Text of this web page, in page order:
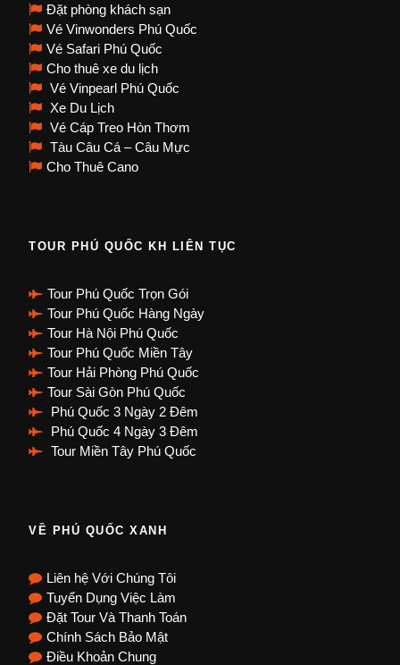
Đặt phòng khách sạn
Vé Vinwonders Phú Quốc
Vé Safari Phú Quốc
Cho thuê xe du lịch
Vé Vinpearl Phú Quốc
Xe Du Lịch
Vé Cáp Treo Hòn Thơm
Tàu Câu Cá – Câu Mực
Cho Thuê Cano
TOUR PHÚ QUỐC KH LIÊN TỤC
Tour Phú Quốc Trọn Gói
Tour Phú Quốc Hàng Ngày
Tour Hà Nội Phú Quốc
Tour Phú Quốc Miền Tây
Tour Hải Phòng Phú Quốc
Tour Sài Gòn Phú Quốc
Phú Quốc 3 Ngày 2 Đêm
Phú Quốc 4 Ngày 3 Đêm
Tour Miền Tây Phú Quốc
VỀ PHÚ QUỐC XANH
Liên hệ Với Chúng Tôi
Tuyển Dụng Việc Làm
Đặt Tour Và Thanh Toán
Chính Sách Bảo Mật
Điều Khoản Chung